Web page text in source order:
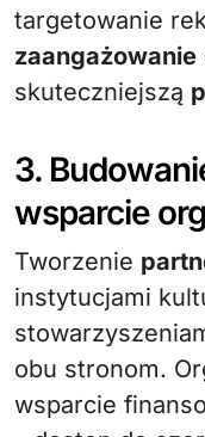
targetowanie
zaangażowanie
skuteczniejszą
3.
wsparcie
Tworzenie
instytucjami
obu stronom.
wsparcie